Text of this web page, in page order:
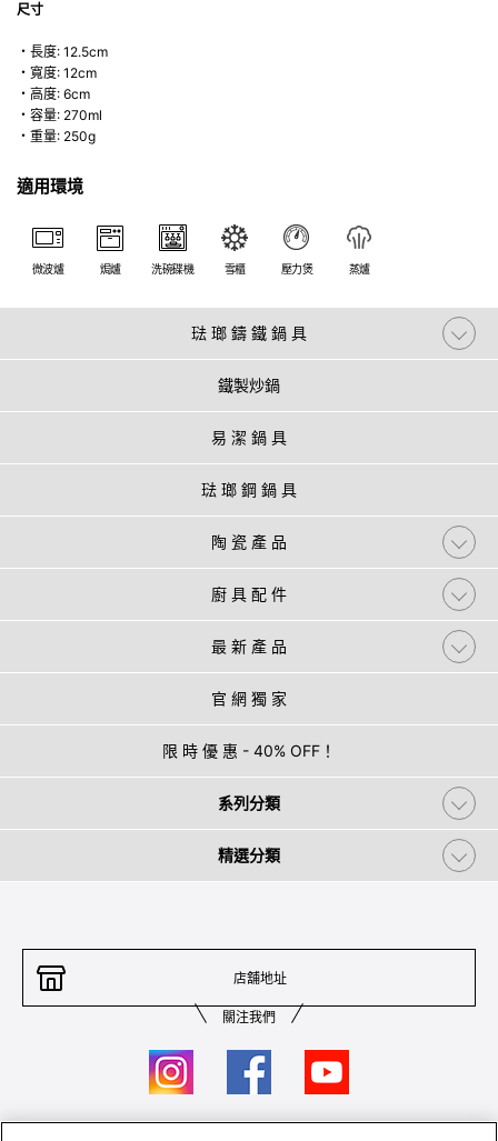
尺寸
・長度: 12.5cm
・寬度: 12cm
・高度: 6cm
・容量: 270ml
・重量: 250g
適用環境
微波爐 焗爐 洗碗碟機 雪櫃 壓力煲 蒸爐
琺 瑯 鑄 鐵 鍋 具
鐵製炒鍋
易 潔 鍋 具
琺 瑯 鋼 鍋 具
陶 瓷 產 品
廚 具 配 件
最 新 產 品
官 網 獨 家
限 時 優 惠 - 40% OFF！
系列分類
精選分類
店舖地址
關注我們